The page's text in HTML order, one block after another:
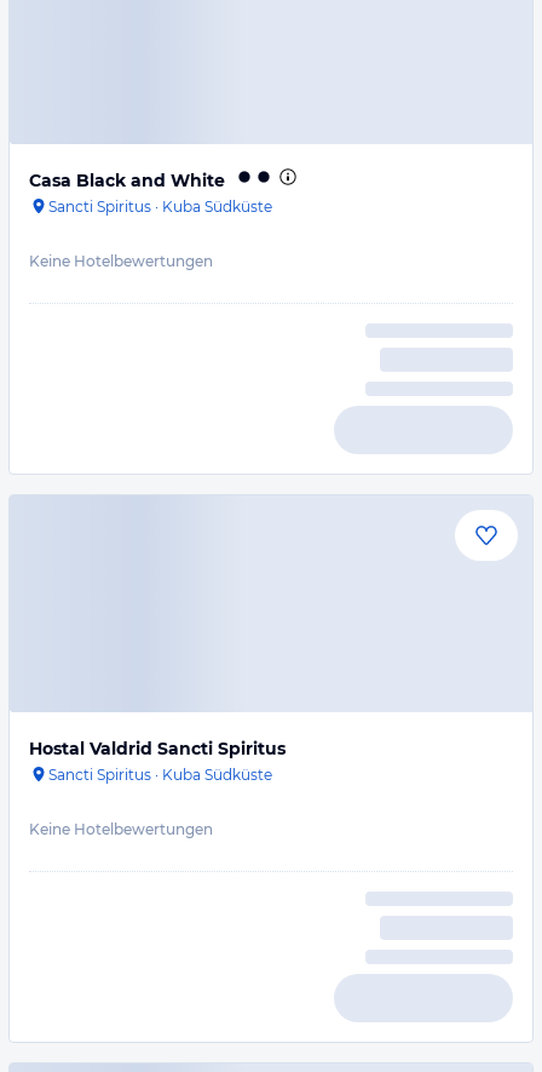
Casa Black and White
Sancti Spiritus · Kuba Südküste
Keine Hotelbewertungen
Hostal Valdrid Sancti Spiritus
Sancti Spiritus · Kuba Südküste
Keine Hotelbewertungen